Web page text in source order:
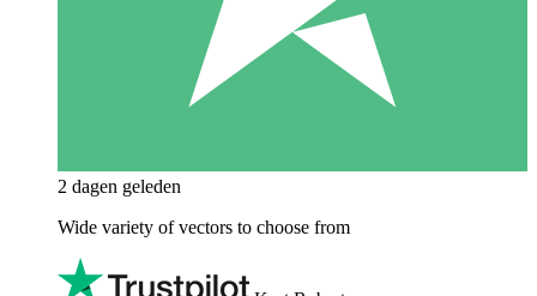
2 dagen geleden
Wide variety of vectors to choose from